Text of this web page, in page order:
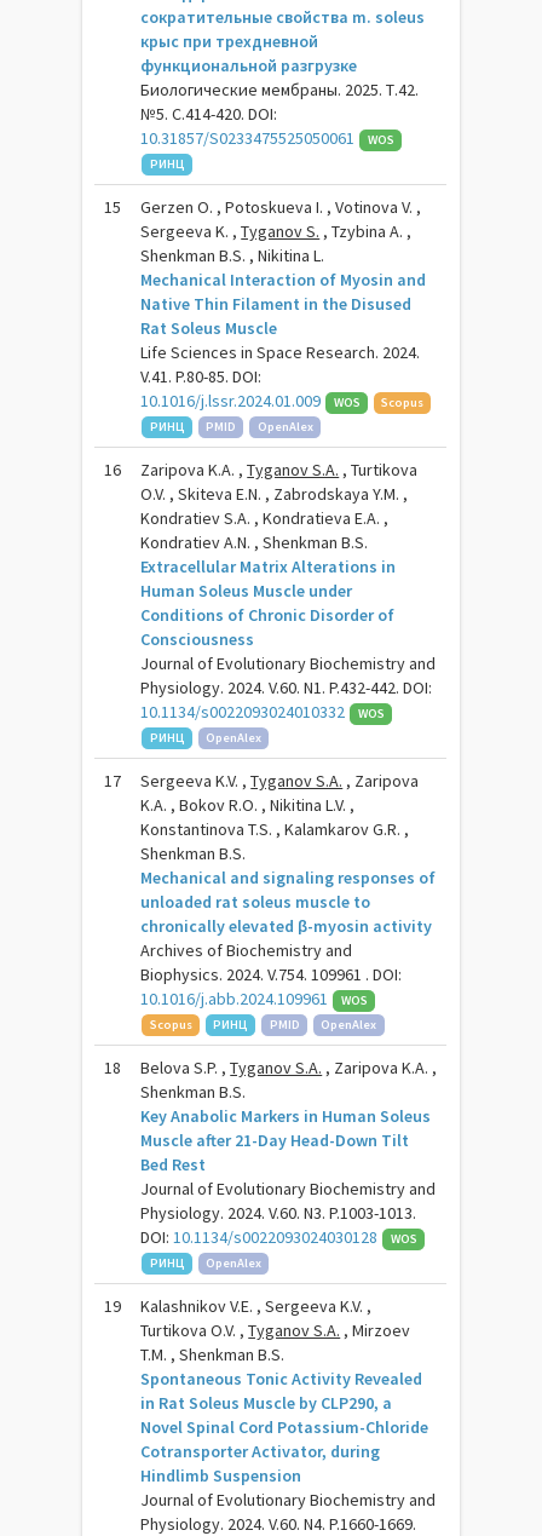
сократительные свойства m. soleus
крыс при трехдневной
функциональной разгрузке
Биологические мембраны. 2025. Т.42.
№5. С.414-420. DOI:
10.31857/S0233475525050061
WOS
РИНЦ
15
Gerzen O. , Potoskueva I. , Votinova V. ,
Sergeeva K. ,Tyganov S. , Tzybina A. ,
Shenkman B.S. , Nikitina L.
Mechanical Interaction of Myosin and
Native Thin Filament in the Disused
Rat Soleus Muscle
Life Sciences in Space Research. 2024.
V.41. P.80-85. DOI:
10.1016/j.lssr.2024.01.009
WOS
Scopus
РИНЦ
PMID OpenAlex
16 Zaripova K.A. ,Tyganov S.A. , Turtikova
O.V. , Skiteva E.N. , Zabrodskaya Y.M. ,
Kondratiev S.A. , Kondratieva E.A. ,
Kondratiev A.N. , Shenkman B.S.
Extracellular Matrix Alterations in
Human Soleus Muscle under
Conditions of Chronic Disorder of
Consciousness
Journal of Evolutionary Biochemistry and
Physiology. 2024. V.60. N1. P.432-442. DOI:
10.1134/s0022093024010332
WOS
РИНЦ
OpenAlex
17 Sergeeva K.V. ,Tyganov S.A. , Zaripova
K.A. , Bokov R.O. , Nikitina L.V. ,
Konstantinova T.S. , Kalamkarov G.R. ,
Shenkman B.S.
Mechanical and signaling responses of
unloaded rat soleus muscle to
chronically elevated β-myosin activity
Archives of Biochemistry and
Biophysics. 2024. V.754. 109961 . DOI:
10.1016/j.abb.2024.109961
WOS
Scopus
РИНЦ PMID OpenAlex
18 Belova S.P. ,Tyganov S.A. , Zaripova K.A. ,
Shenkman B.S.
Key Anabolic Markers in Human Soleus
Muscle after 21-Day Head-Down Tilt
Bed Rest
Journal of Evolutionary Biochemistry and
Physiology. 2024. V.60. N3. P.1003-1013.
DOI:10.1134/s0022093024030128
WOS
РИНЦ
OpenAlex
19
Kalashnikov V.E. , Sergeeva K.V. ,
Turtikova O.V. ,Tyganov S.A. , Mirzoev
T.M. , Shenkman B.S.
Spontaneous Tonic Activity Revealed
in Rat Soleus Muscle by CLP290, a
Novel Spinal Cord Potassium-Chloride
Cotransporter Activator, during
Hindlimb Suspension
Journal of Evolutionary Biochemistry and
Physiology. 2024. V.60. N4. P.1660-1669.